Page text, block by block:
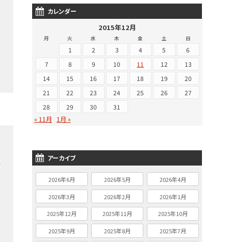
カレンダー
2015年12月
月 火 水 木 金 土 日
1 2 3 4 5
6
7
8 9 10 11 12
13
14
15 16 17 18 19
20
21
22 23 24 25 26
27
28
29 30
31
« 11月
1月 »
アーカイブ
2026年6月 2026年5月 2026年4月
2026年3月 2026年2月 2026年1月
2025年12月 2025年11月 2025年10月
2025年9月 2025年8月 2025年7月